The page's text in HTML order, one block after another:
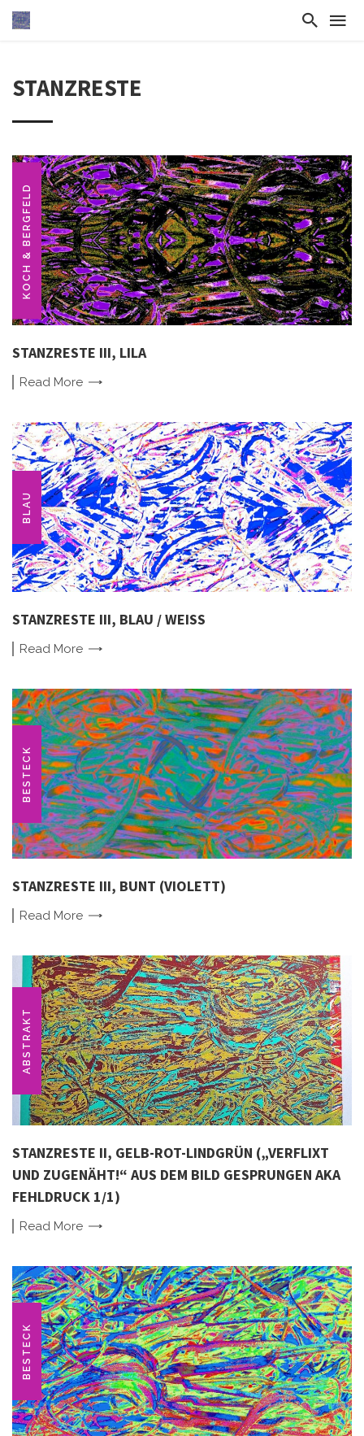
STANZRESTE
KOCH & BERGFELD
STANZRESTE III, LILA
Read More
BLAU
STANZRESTE III, BLAU / WEISS
Read More
BESTECK
STANZRESTE III, BUNT (VIOLETT)
Read More
ABSTRAKT
STANZRESTE II, GELB-ROT-LINDGRÜN („VERFLIXT
UND ZUGENÄHT!“ AUS DEM BILD GESPRUNGEN AKA
FEHLDRUCK 1/1)
Read More
BESTECK